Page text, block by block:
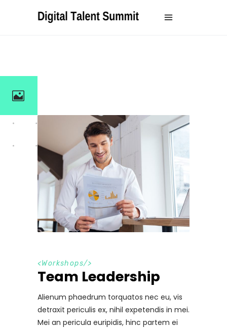
< Workshops/>
Team Leadership
Alienum phaedrum torquatos nec eu, vis
detraxit periculis ex, nihil expetendis in mei.
Mei an pericula euripidis, hinc partem ei